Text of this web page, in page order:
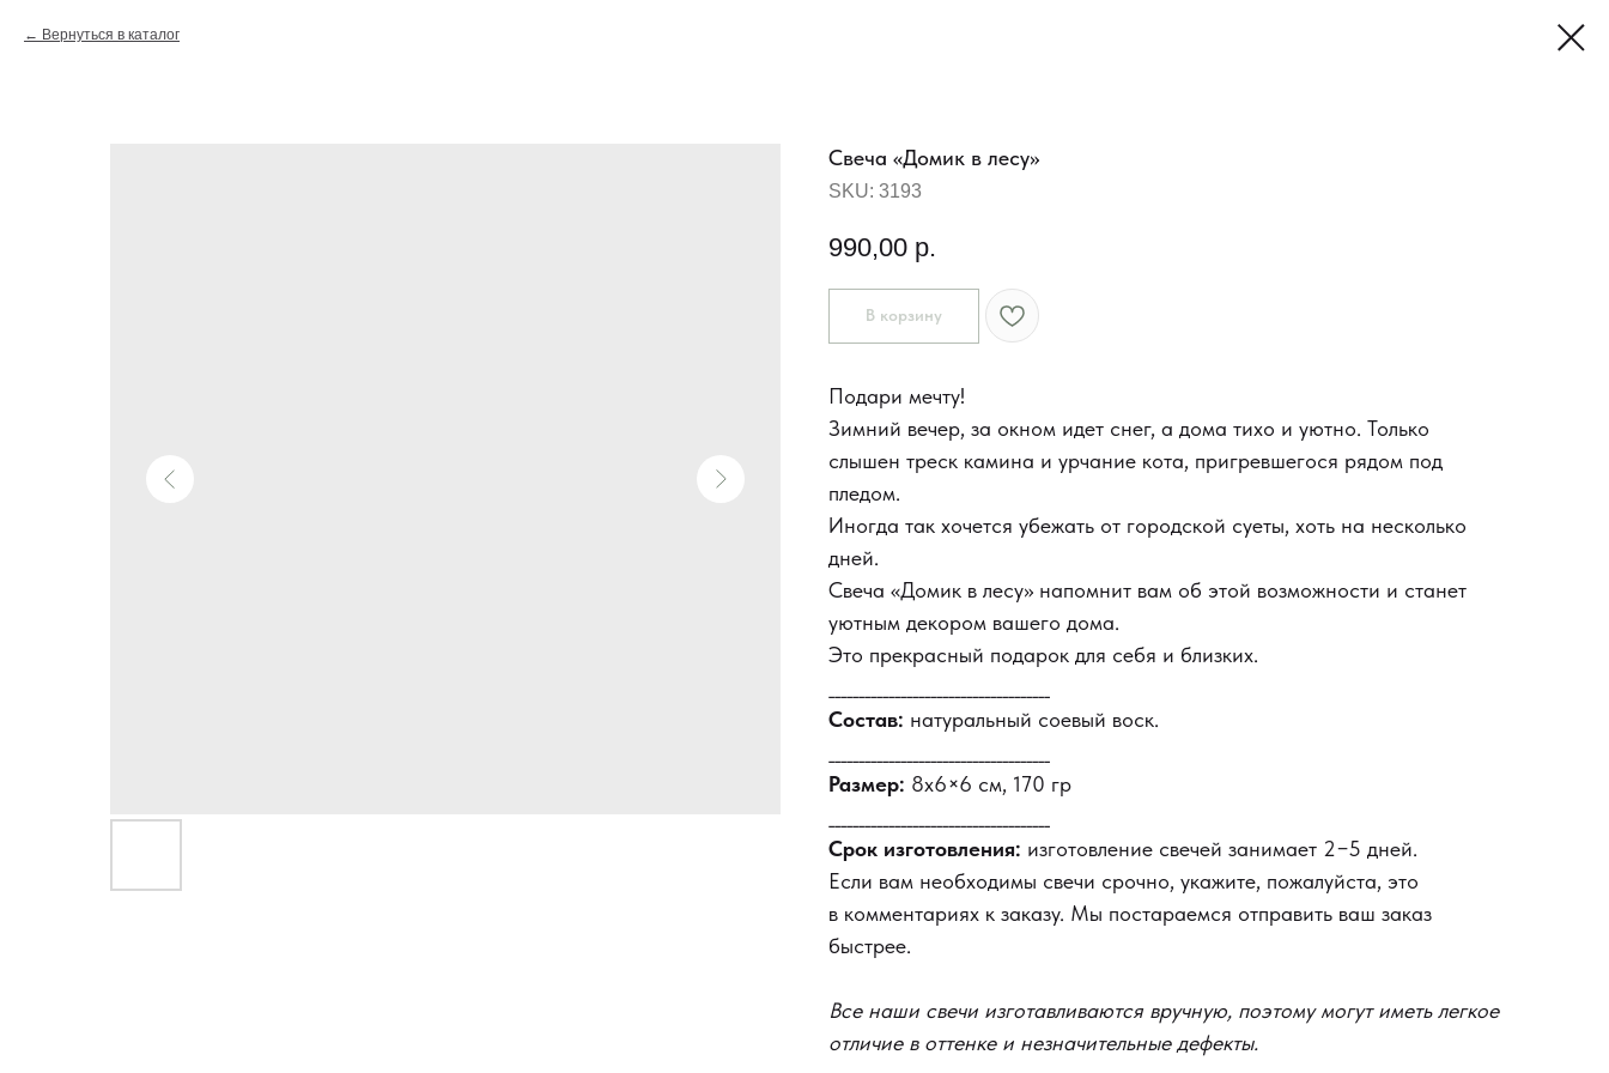
Вернуться в каталог
Свеча «Домик в лесу»
SKU: 3193
990,00 р.
В корзину
Подари мечту!
Зимний вечер, за окном идет снег, а дома тихо и уютно. Только
слышен треск камина и урчание кота, пригревшегося рядом под
пледом.
Иногда так хочется убежать от городской суеты, хоть на несколько
дней.
Свеча «Домик в лесу» напомнит вам об этой возможности и станет
уютным декором вашего дома.
Это прекрасный подарок для себя и близких.
Состав: натуральный соевый воск.
Размер: 8х6×6 см, 170 гр
Срок изготовления: изготовление свечей занимает 2−5 дней.
Если вам необходимы свечи срочно, укажите, пожалуйста, это
в комментариях к заказу. Мы постараемся отправить ваш заказ
быстрее.
Все наши свечи изготавливаются вручную, поэтому могут иметь легкое
отличие в оттенке и незначительные дефекты.